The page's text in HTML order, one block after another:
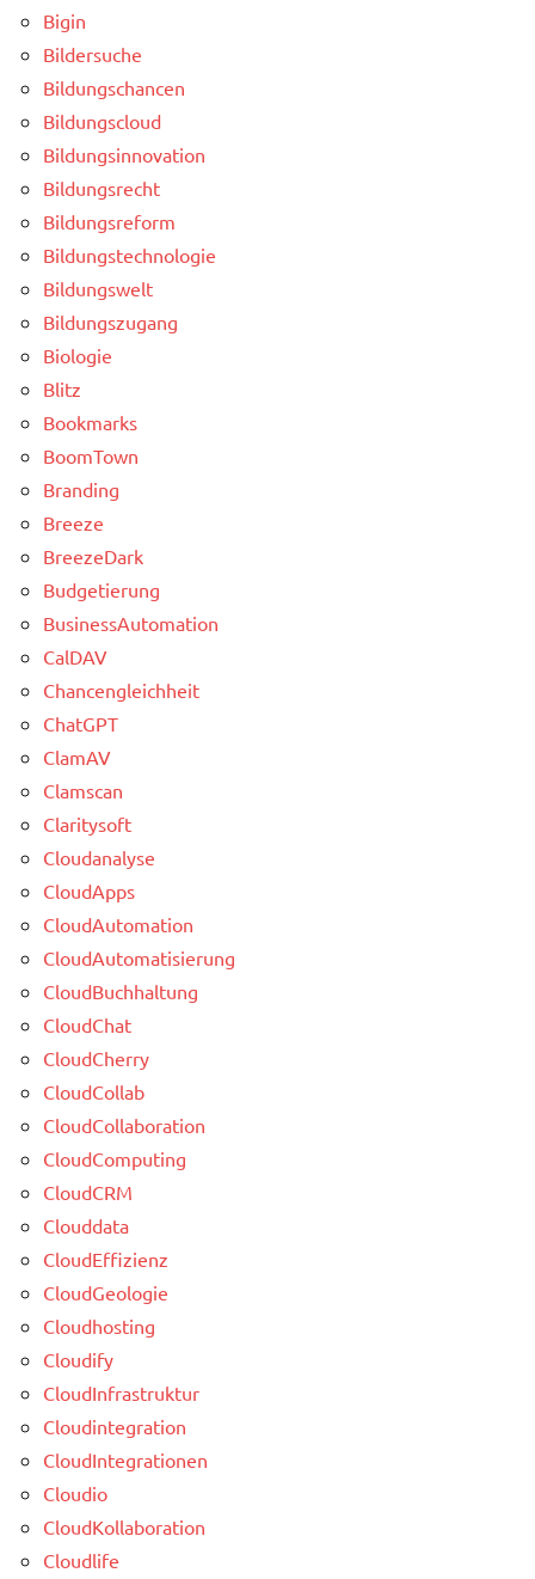
Bigin
Bildersuche
Bildungschancen
Bildungscloud
Bildungsinnovation
Bildungsrecht
Bildungsreform
Bildungstechnologie
Bildungswelt
Bildungszugang
Biologie
Blitz
Bookmarks
BoomTown
Branding
Breeze
BreezeDark
Budgetierung
BusinessAutomation
CalDAV
Chancengleichheit
ChatGPT
ClamAV
Clamscan
Claritysoft
Cloudanalyse
CloudApps
CloudAutomation
CloudAutomatisierung
CloudBuchhaltung
CloudChat
CloudCherry
CloudCollab
CloudCollaboration
CloudComputing
CloudCRM
Clouddata
CloudEffizienz
CloudGeologie
Cloudhosting
Cloudify
CloudInfrastruktur
Cloudintegration
CloudIntegrationen
Cloudio
CloudKollaboration
Cloudlife